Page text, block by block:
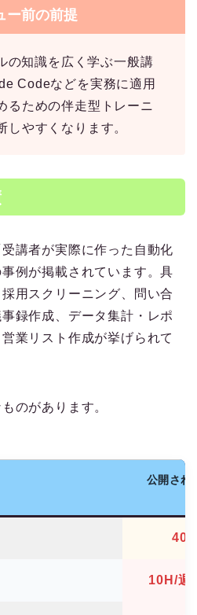
ー前の前提
の知識を広く学ぶ一般講
Codeなどを実務に適用
るための伴走型トレーニ
しやすくなります。
講者が実際に作った自動化
例が掲載されています。具
用スクリーニング、問い合
録作成、データ集計・レポ
業リスト作成が挙げられて
のがあります。
公開され
40
10H/週